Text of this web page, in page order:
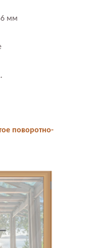
мм
поворотно-